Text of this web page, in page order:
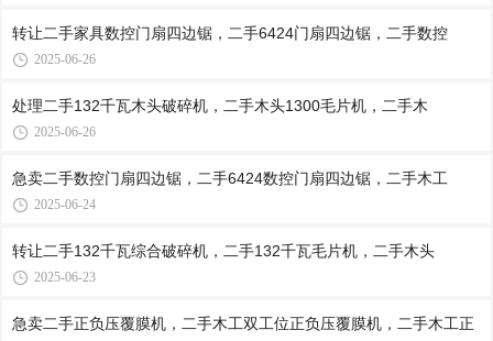
转让二手家具数控门扇四边锯，二手6424门扇四边锯，二手数控
2025-06-26
处理二手132千瓦木头破碎机，二手木头1300毛片机，二手木
2025-06-26
急卖二手数控门扇四边锯，二手6424数控门扇四边锯，二手木工
2025-06-24
转让二手132千瓦综合破碎机，二手132千瓦毛片机，二手木头
2025-06-23
急卖二手正负压覆膜机，二手木工双工位正负压覆膜机，二手木工正